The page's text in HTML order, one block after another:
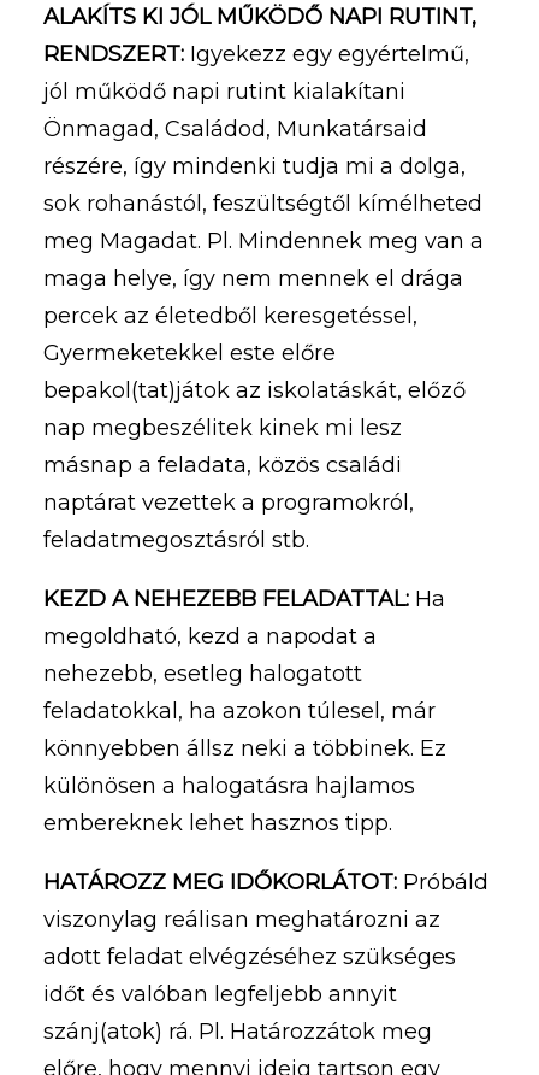
ALAKÍTS KI JÓL MŰKÖDŐ NAPI RUTINT,
RENDSZERT: Igyekezz egy egyértelmű,
jól működő napi rutint kialakítani
Önmagad, Családod, Munkatársaid
részére, így mindenki tudja mi a dolga,
sok rohanástól, feszültségtől kímélheted
meg Magadat. Pl. Mindennek meg van a
maga helye, így nem mennek el drága
percek az életedből keresgetéssel,
Gyermeketekkel este előre
bepakol(tat)játok az iskolatáskát, előző
nap megbeszélitek kinek mi lesz
másnap a feladata, közös családi
naptárat vezettek a programokról,
feladatmegosztásról stb.
KEZD A NEHEZEBB FELADATTAL: Ha
megoldható, kezd a napodat a
nehezebb, esetleg halogatott
feladatokkal, ha azokon túlesel, már
könnyebben állsz neki a többinek. Ez
különösen a halogatásra hajlamos
embereknek lehet hasznos tipp.
HATÁROZZ MEG IDŐKORLÁTOT: Próbáld
viszonylag reálisan meghatározni az
adott feladat elvégzéséhez szükséges
időt és valóban legfeljebb annyit
szánj(atok) rá. Pl. Határozzátok meg
előre, hogy mennyi ideig tartson egy